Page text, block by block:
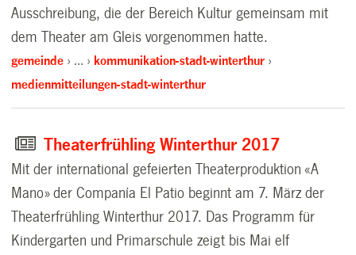
Ausschreibung, die der Bereich Kultur gemeinsam mit
dem Theater am Gleis vorgenommen hatte.
gemeinde …
kommunikation-stadt-winterthur
medienmitteilungen-stadt-winterthur
Theaterfrühling Winterthur 2017
Mit der international gefeierten Theaterproduktion «A
Mano» der Companía El Patio beginnt am 7. März der
Theaterfrühling Winterthur 2017. Das Programm für
Kindergarten und Primarschule zeigt bis Mai elf